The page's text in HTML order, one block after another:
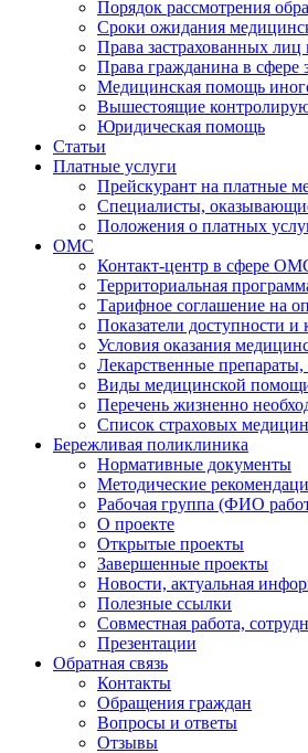
Порядок рассмотрения
Сроки ожидания
Права застрахованных лиц
Права гражданина в сфере
Медицинская помощь
Вышестоящие
Юридическая помощь
Статьи
Платные услуги
Прейскурант на платные
Специалисты,
Положения о платных
ОМС
Контакт-центр в сфере
Территориальная
Тарифное соглашение на
Показатели доступности
Условия оказания
Лекарственные препараты,
Виды медицинской
Перечень жизненно
Список страховых
Бережливая поликлиника
Нормативные документы
Методические
Рабочая группа (ФИО
О проекте
Открытые проекты
Завершенные проекты
Новости, актуальная
Полезные ссылки
Совместная работа,
Презентации
Обратная связь
Контакты
Обращения граждан
Вопросы и ответы
Отзывы